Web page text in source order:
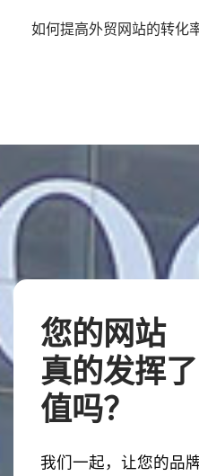
如何提高外贸网站的转化
您的网站
真的发挥
值吗？
我们一起，让您的品